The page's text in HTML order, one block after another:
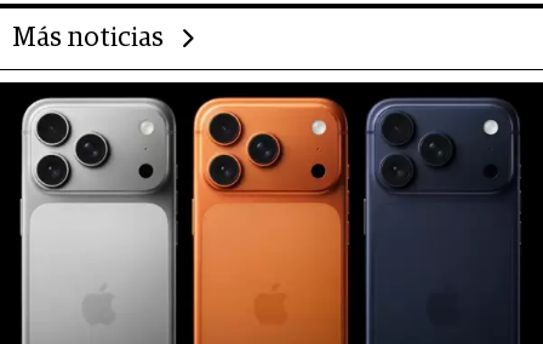
Más noticias